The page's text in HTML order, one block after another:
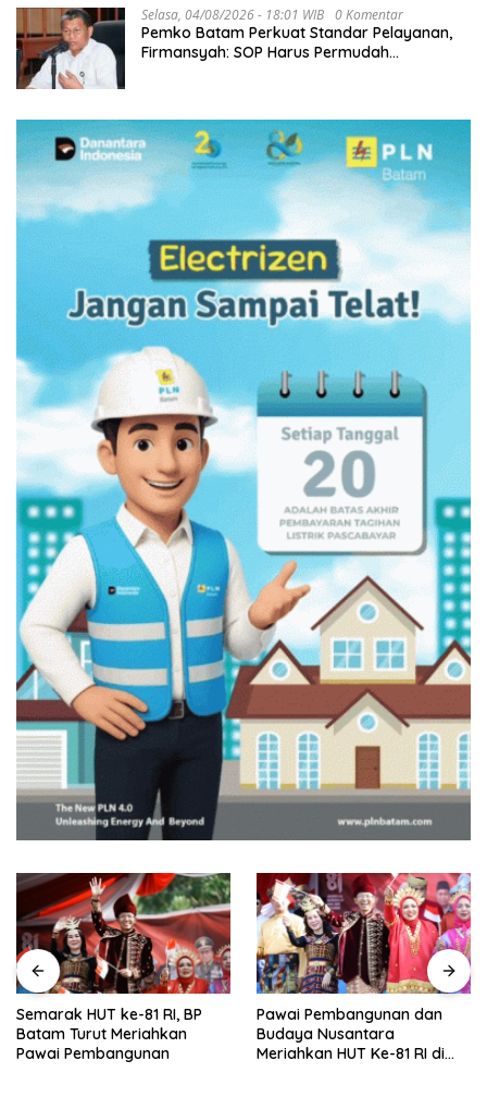
Selasa, 04/08/2026 - 18:01 WIB 0 Komentar
Pemko Batam Perkuat Standar Pelayanan,
Firmansyah: SOP Harus Permudah
Semarak HUT ke-81 RI, BP
Batam Turut Meriahkan
Pawai Pembangunan
Pawai Pembangunan dan
Budaya Nusantara
Meriahkan HUT Ke-81 RI di